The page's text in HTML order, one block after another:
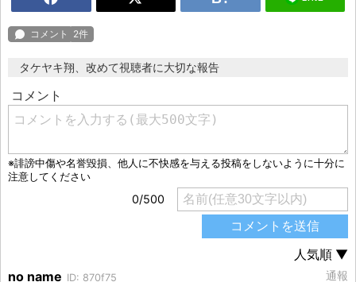
タケヤキ翔、改めて視聴者に大切な報告